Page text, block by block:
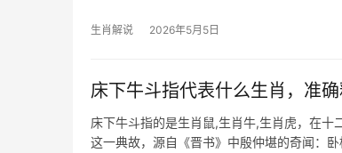
生肖解说 2026年5月5日
床下牛斗指代表什么生肖，准
床下牛斗指的是生肖鼠,生肖牛,生肖虎，在十
这一典故，源自《晋书》中殷仲堪的奇闻：